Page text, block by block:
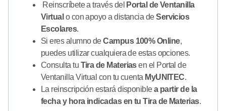
Reinscríbete a través del Portal de Ventanilla
Virtual o con apoyo a distancia deServicios
Escolares.
Si eres alumno deCampus 100% Online,
puedes utilizar cualquiera de estas opciones.
Consulta tu Tira de Materiasen el Portal de
Ventanilla Virtual con tu cuenta MyUNITEC.
La reinscripción estará disponiblea partir de la
fecha y hora indicadas en tu Tira de Materias.